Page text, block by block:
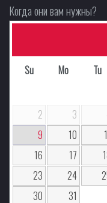
Когда они вам нужны?
Su Mo Tu
2
3
9
10
16
17
23
24
30
31